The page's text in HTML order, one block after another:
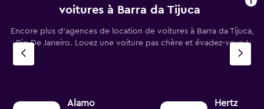
voitures à Barra da Tijuca
Encore plus d’agences de location de voitures à Barra da Tijuca,
Rio De Janeiro. Louez une voiture pas chère et évadez-vous !
Alamo Hertz